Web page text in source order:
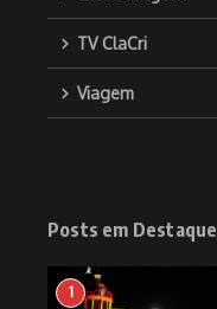
TV ClaCri
Viagem
Posts em Destaque
1